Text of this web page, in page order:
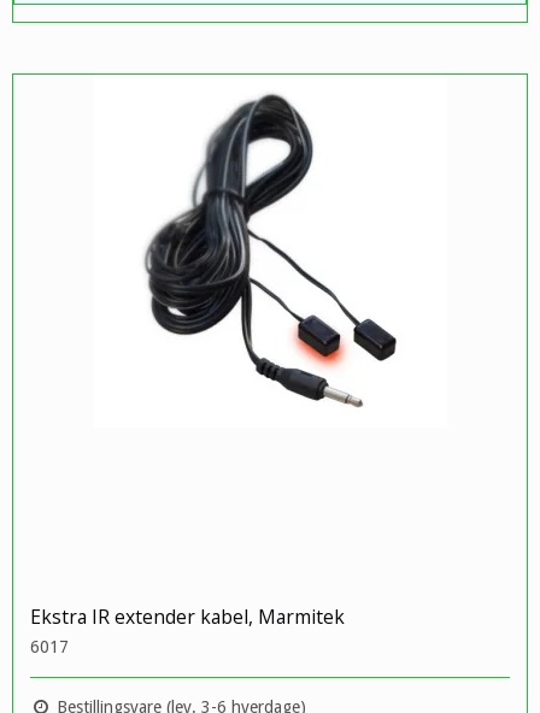
Ekstra IR extender kabel, Marmitek
6017
Bestillingsvare (lev. 3-6 hverdage)